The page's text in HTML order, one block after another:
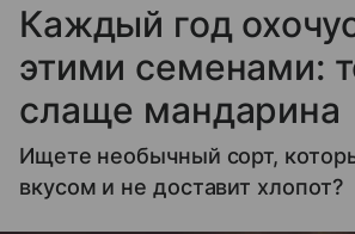
Каждый год
этими семенами:
слаще мандарина
Ищете необычный сорт,
вкусом и не доставит хлопот?